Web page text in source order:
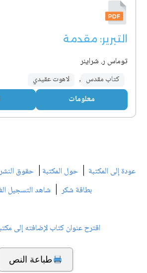
التبرير: مقدمة
توماس ر. شراينر
كتاب مقدس , لاهوت عقيدي
معلومات
عودة إلى المكتبة | حول المكتبة | حقوق
بطاقة شكر| شاهد التسجيل
اقترح عنوان كتاب لإضافته إلى
طباعة النص